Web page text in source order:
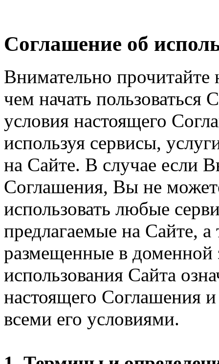
Соглашение об
Внимательно
чем начать
условия настоящего
используя сервисы,
на Сайте. В случае если
Соглашения, Вы не
использовать любые
предлагаемые на Сайте,
размещенные в доменной
использования Сайта
настоящего Соглашения
всеми его условиями.